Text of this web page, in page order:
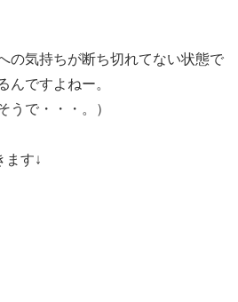
の気持ちが断ち切れてない状態で
んですよねー。
うで・・・。）
ます↓